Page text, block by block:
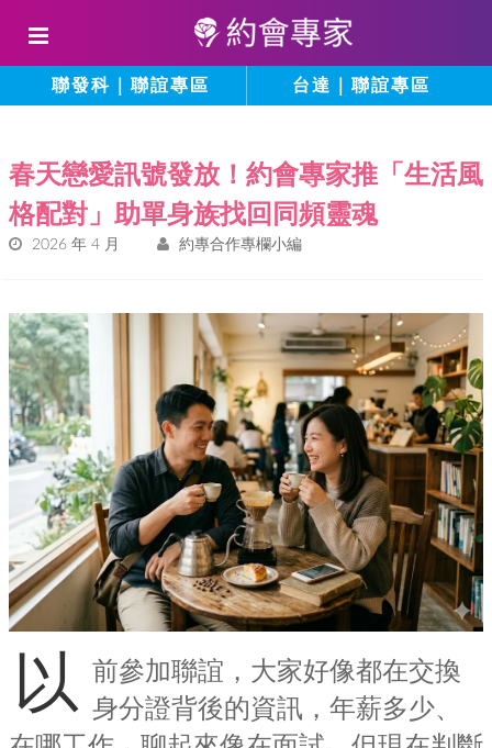
聯發科｜聯誼專區 台達｜聯誼專區
春天戀愛訊號發放！約會專家推「生活風
格配對」助單身族找回同頻靈魂
2026 年 4 月 約專合作專欄小編
以 前參加聯誼，大家好像都在交換
身分證背後的資訊，年薪多少、